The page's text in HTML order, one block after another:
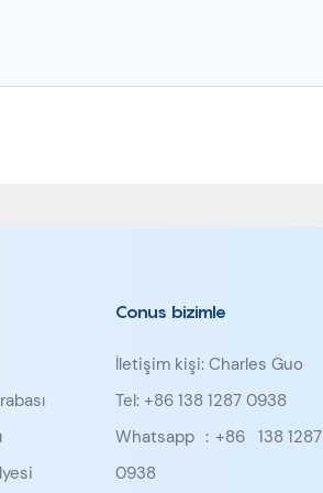
Conus bizimle
İletişim kişi: Charles Guo
Tel: +86 138 1287 0938
Whatsapp ：+86 138 1287
0938